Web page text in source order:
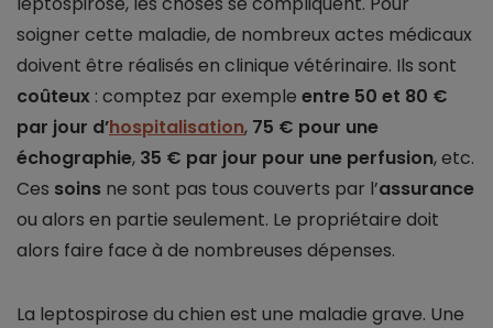
soigner cette maladie, de nombreux actes médicaux
doivent être réalisés en clinique vétérinaire. Ils sont
coûteux : comptez par exemple entre 50 et 80 €
par jour d’hospitalisation, 75 € pour une
échographie, 35 € par jour pour une perfusion, etc.
Ces soins ne sont pas tous couverts par l’assurance
ou alors en partie seulement. Le propriétaire doit
alors faire face à de nombreuses dépenses.
La leptospirose du chien est une maladie grave. Une